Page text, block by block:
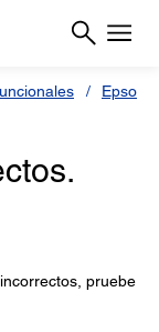
Epson L
pruebe